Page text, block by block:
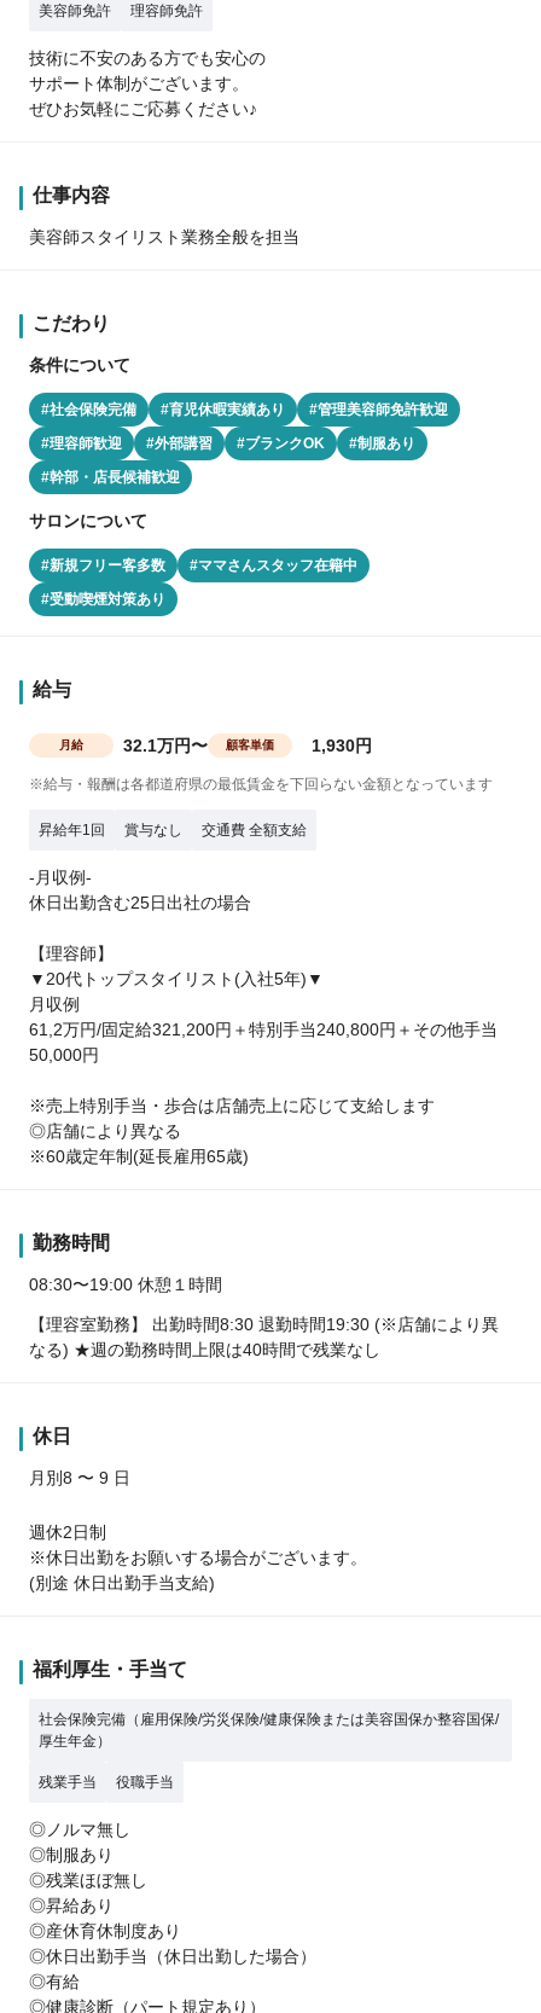
美容師免許 理容師免許
技術に不安のある方でも安心の
サポート体制がございます。
ぜひお気軽にご応募ください♪
仕事内容
美容師スタイリスト業務全般を担当
こだわり
条件について
#社会保険完備 #育児休暇実績あり
#管理美容師免許歓迎
#理容師歓迎
#外部講習 #ブランクOK
#制服あり
#幹部・店長候補歓迎
サロンについて
#新規フリー客多数
#ママさんスタッフ在籍中
#受動喫煙対策あり
給与
月給 32.1万円〜 顧客単価 1,930円
※給与・報酬は各都道府県の最低賃金を下回らない金額となっています
昇給年1回 賞与なし 交通費 全額支給
-月収例-
休日出勤含む25日出社の場合
【理容師】
▼20代トップスタイリスト(入社5年)▼
月収例
61,2万円/固定給321,200円＋特別手当240,800円＋その他手当
50,000円
※売上特別手当・歩合は店舗売上に応じて支給します
◎店舗により異なる
※60歳定年制(延長雇用65歳)
勤務時間
08:30〜19:00 休憩１時間
【理容室勤務】 出勤時間8:30 退勤時間19:30 (※店舗により異
なる) ★週の勤務時間上限は40時間で残業なし
休日
月別8 〜 9 日
週休2日制
※休日出勤をお願いする場合がございます。
(別途 休日出勤手当支給)
福利厚生・手当て
社会保険完備（雇用保険/労災保険/健康保険または美容国保か整容国保/
厚生年金）
残業手当 役職手当
◎ノルマ無し
◎制服あり
◎残業ほぼ無し
◎昇給あり
◎産休育休制度あり
◎休日出勤手当（休日出勤した場合）
◎有給
◎健康診断（パート規定あり）